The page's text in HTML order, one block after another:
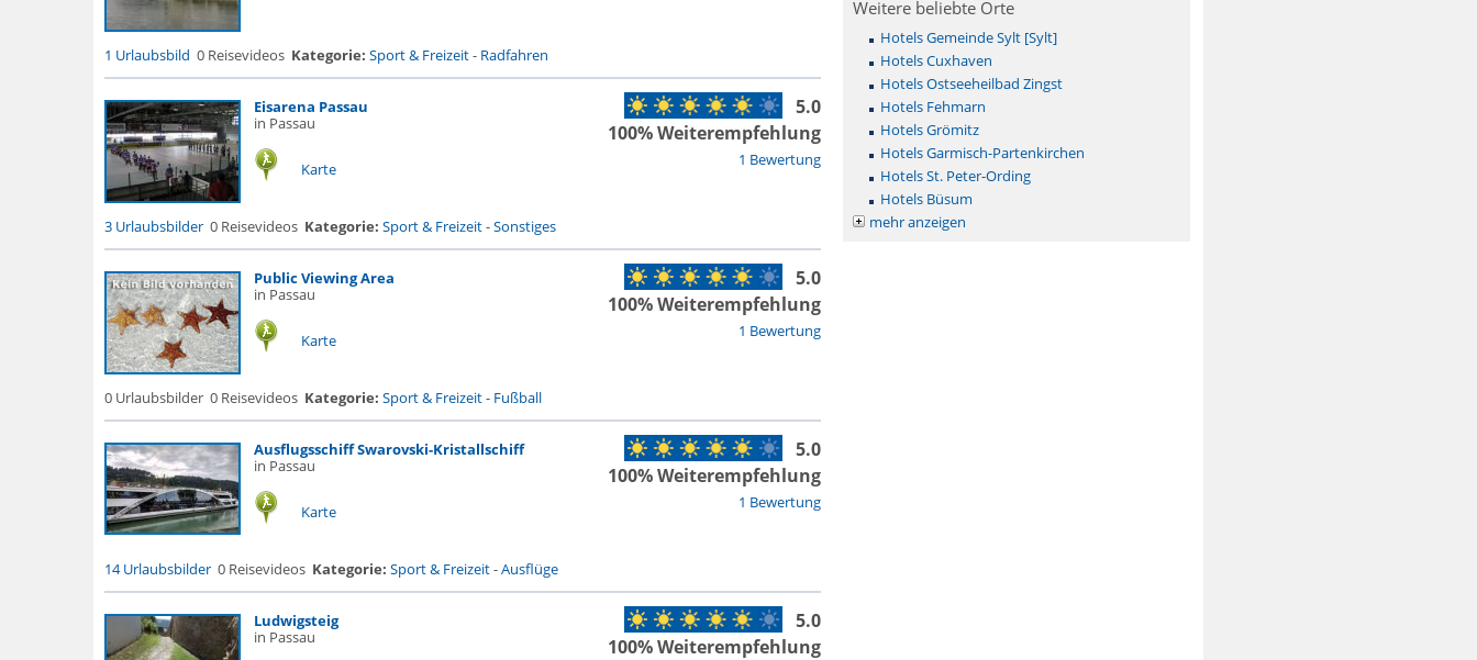
1 Urlaubsbild 0 Reisevideos Kategorie: Sport & Freizeit- Radfahren
Eisarena Passau
in Passau
Karte 1 Bewertung
5.0
100% Weiterempfehlung
3 Urlaubsbilder 0 Reisevideos Kategorie: Sport & Freizeit-Sonstiges
Public Viewing Area
in Passau
Karte 1 Bewertung
5.0
100% Weiterempfehlung
0 Urlaubsbilder 0 Reisevideos Kategorie: Sport & Freizeit- Fußball
Ausflugsschiff Swarovski-Kristallschiff
in Passau
Karte 1 Bewertung
5.0
100% Weiterempfehlung
14 Urlaubsbilder 0 Reisevideos Kategorie: Sport & Freizeit-Ausflüge
Ludwigsteig
in Passau
5.0
100% Weiterempfehlung
Weitere beliebte Orte
Hotels Gemeinde Sylt [Sylt]
Hotels Cuxhaven
Hotels Ostseeheilbad Zingst
Hotels Fehmarn
Hotels Grömitz
Hotels Garmisch-Partenkirchen
Hotels St. Peter-Ording
Hotels Büsum
mehr anzeigen